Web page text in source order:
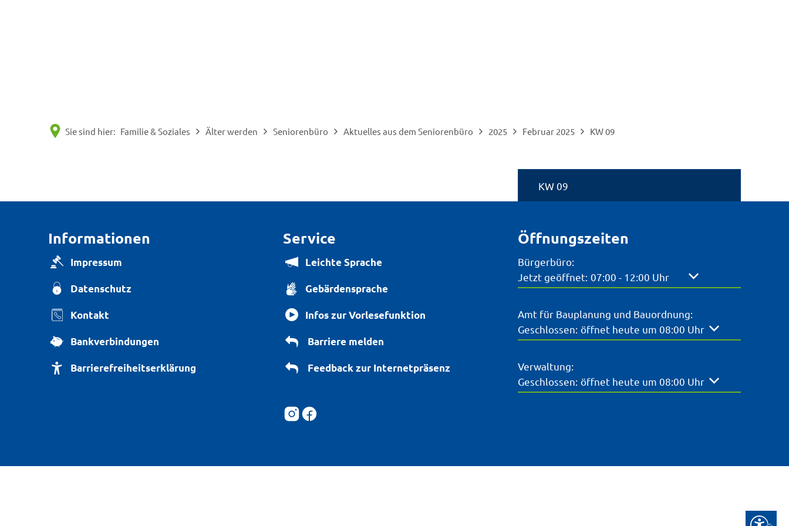
Sie sind hier: Familie & Soziales Älter werden Seniorenbüro Aktuelles aus dem Seniorenbüro 2025 Februar 2025 KW 09
KW 09
Informationen
Impressum
Datenschutz
Kontakt
Bankverbindungen
Barrierefreiheitserklärung
Service
Leichte Sprache
Gebärdensprache
Infos zur Vorlesefunktion
Barriere melden
Feedback zur Internetpräsenz
Öffnungszeiten
Bürgerbüro:
Klicken, um weitere Öffnungs- oder Schließzeiten
Jetzt geöffnet: 07:00 - 12:00 Uhr Von 07:00 bis 12:00
Amt für Bauplanung und Bauordnung:
Klicken, um weitere Öffnungs- oder Schließzeiten
Geschlossen: öffnet heute um 08:00 Uhr
Verwaltung:
Klicken, um weitere Öffnungs- oder Schließzeiten
Geschlossen: öffnet heute um 08:00 Uhr